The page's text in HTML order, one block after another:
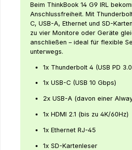
Beim ThinkBook 14 G9 IRL
Anschlussfreiheit. Mit
C, USB-A, Ethernet und SD-
zu vier Monitore oder Geräte
anschließen – ideal für flexible
unterwegs.
1x Thunderbolt 4 (USB PD
1x USB-C (USB 10 Gbps)
2x USB-A (davon einer
1x HDMI 2.1 (bis zu 4K/60Hz)
1x Ethernet RJ-45
1x SD-Kartenleser